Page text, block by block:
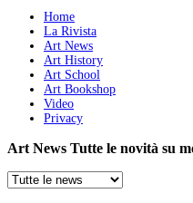
Home
La Rivista
Art News
Art History
Art School
Art Bookshop
Video
Privacy
Art News Tutte le novità su